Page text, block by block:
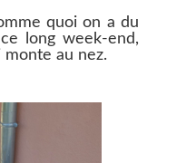
quoi on a du
long week-end,
monte au nez.